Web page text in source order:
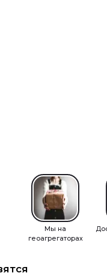
Мы на
геоагрегаторах